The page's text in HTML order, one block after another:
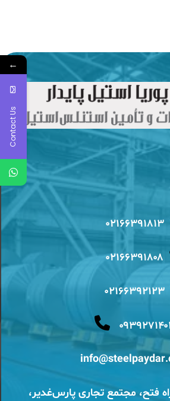
۰۲۱۶۶۳۹۱۸۱۳
۰۲۱۶۶۳۹۱۸۰۸
۰۲۱۶۶۳۹۲۱۲۳
بزرگراه فتح، مجتمع تجاری پارس‌غدیر،
←
Contact Us